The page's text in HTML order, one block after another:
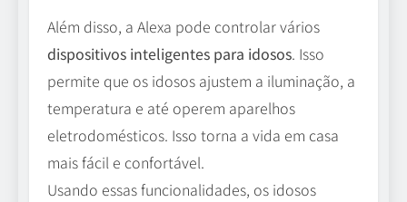
Além disso, a Alexa pode controlar vários
dispositivos inteligentes para idosos. Isso
permite que os idosos ajustem a iluminação, a
temperatura e até operem aparelhos
eletrodomésticos. Isso torna a vida em casa
mais fácil e confortável.
Usando essas funcionalidades, os idosos